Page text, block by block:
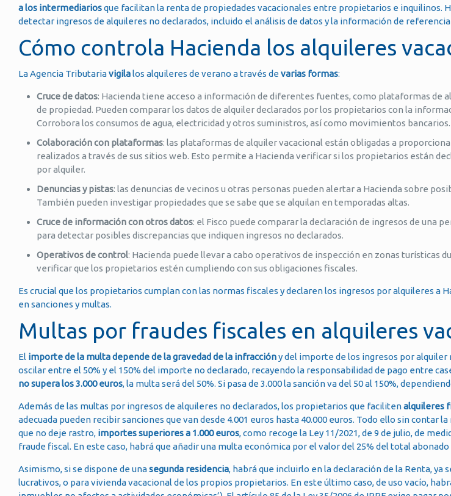
a los intermediariosque facilitan la renta de propiedades vacacionales entre propietarios e inquilinos.
detectar ingresos de alquileres no declarados, incluido el análisis de datos y la información de
Cómo controla Hacienda los alquileres
La Agencia Tributariavigilalos alquileres de verano a través devarias formas:
Cruce de datos: Hacienda tiene acceso a información de diferentes fuentes, como plataformas de
de propiedad. Pueden comparar los datos de alquiler declarados por los propietarios con la
Corrobora los consumos de agua, electricidad y otros suministros, así como movimientos bancarios.
Colaboración con plataformas: las plataformas de alquiler vacacional están obligadas a
realizados a través de sus sitios web. Esto permite a Hacienda verificar si los propietarios están
por alquiler.
Denuncias y pistas: las denuncias de vecinos u otras personas pueden alertar a Hacienda sobre
También pueden investigar propiedades que se sabe que se alquilan en temporadas altas.
Cruce de información con otros datos: el Fisco puede comparar la declaración de ingresos de una
para detectar posibles discrepancias que indiquen ingresos no declarados.
Operativos de control: Hacienda puede llevar a cabo operativos de inspección en zonas turísticas
verificar que los propietarios estén cumpliendo con sus obligaciones fiscales.
Es crucial que los propietarios cumplan con las normas fiscales y declaren los ingresos por alquileres a
en sanciones y multas.
Multas por fraudes fiscales en alquileres
El importe de la multa depende de la gravedad de la infraccióny del importe de los ingresos por alquiler
oscilar entre el 50% y el 150% del importe no declarado, recayendo la responsabilidad de pago entre
no supera los 3.000 euros, la multa será del 50%. Si pasa de 3.000 la sanción va del 50 al 150%,
Además de las multas por ingresos de alquileres no declarados, los propietarios que facilitenalquileres
adecuada pueden recibir sanciones que van desde 4.001 euros hasta 40.000 euros. Todo ello sin contar
que no deje rastro, importes superiores a 1.000 euros, como recoge la Ley 11/2021, de 9 de julio, de
fraude fiscal. En este caso, habrá que añadir una multa económica por el valor del 25% del total abonado
Asimismo, si se dispone de unasegunda residencia, habrá que incluirlo en la declaración de la Renta, ya
lucrativos, o para vivienda vacacional de los propios propietarios. En este último caso, de uso vacío,